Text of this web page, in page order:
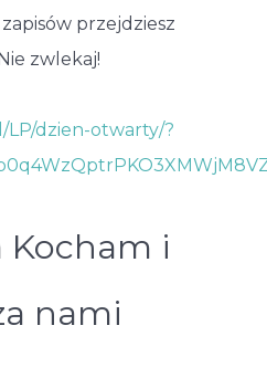
przejdziesz
zwlekaj!
LP/dzien-otwarty/?
Kocham i
nami